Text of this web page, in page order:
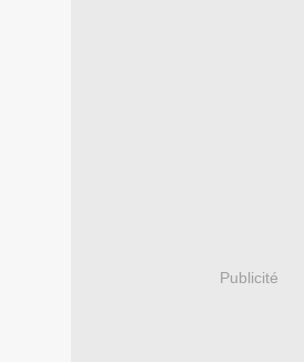
Publicité